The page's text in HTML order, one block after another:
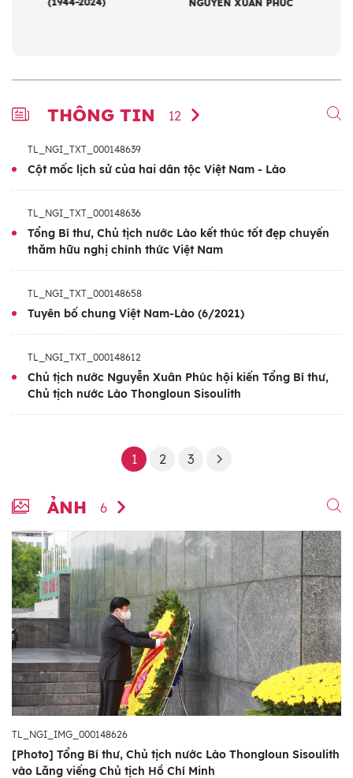
NGUYỄN XUÂN PHÚC
THÔNG TIN 12
TL_NGI_TXT_000148639
Cột mốc lịch sử của hai dân tộc Việt Nam - Lào
TL_NGI_TXT_000148636
Tổng Bí thư, Chủ tịch nước Lào kết thúc tốt đẹp chuyến
thăm hữu nghị chính thức Việt Nam
TL_NGI_TXT_000148658
Tuyên bố chung Việt Nam-Lào (6/2021)
TL_NGI_TXT_000148612
Chủ tịch nước Nguyễn Xuân Phúc hội kiến Tổng Bí thư,
Chủ tịch nước Lào Thongloun Sisoulith
1 2 3
ẢNH 6
TL_NGI_IMG_000148626
[Photo] Tổng Bí thư, Chủ tịch nước Lào Thongloun Sisoulith
vào Lăng viếng Chủ tịch Hồ Chí Minh